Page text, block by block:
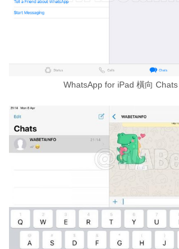
WhatsApp for iPad 橫向 Chats